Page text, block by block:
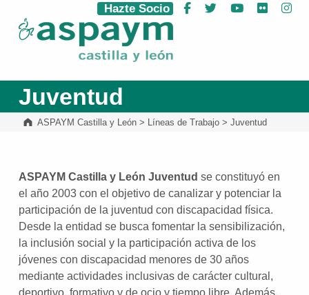
ASPAYM Castilla y León
Hazte Socio Facebook
Twitter YouTube
Flickr
Juventud
ASPAYM Castilla y León> Líneas de Trabajo> Juventud
ASPAYM Castilla y León Juventud se constituyó en
el año 2003 con el objetivo de canalizar y potenciar la
participación de la juventud con discapacidad física.
Desde la entidad se busca fomentar la sensibilización,
la inclusión social y la participación activa de los
jóvenes con discapacidad menores de 30 años
mediante actividades inclusivas de carácter cultural,